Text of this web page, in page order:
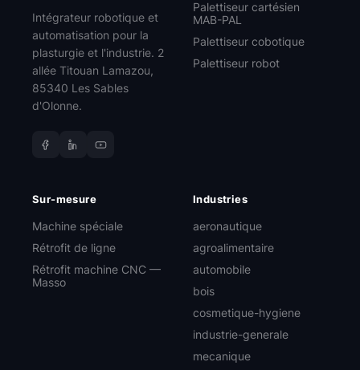
Intégrateur robotique et
automatisation pour la
plasturgie et l'industrie. 2
allée Titouan Lamazou,
85340 Les Sables
d'Olonne.
Palettiseur cartésien
MAB-PAL
Palettiseur cobotique
Palettiseur robot
Sur-mesure
Machine spéciale
Rétrofit de ligne
Rétrofit machine CNC —
Masso
Industries
aeronautique
agroalimentaire
automobile
bois
cosmetique-hygiene
industrie-generale
mecanique